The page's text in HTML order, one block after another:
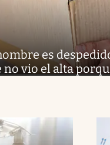
es
no vio el alta